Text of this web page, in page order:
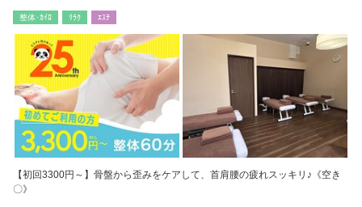
整体･ｶｲﾛ ﾘﾗｸ ｴｽﾃ
【初回3300円～】骨盤から歪みをケアして、首肩腰の疲れスッキリ♪《空き
〇》